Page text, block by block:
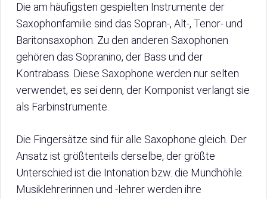
Die am häufigsten gespielten Instrumente der
Saxophonfamilie sind das Sopran-, Alt-, Tenor- und
Baritonsaxophon. Zu den anderen Saxophonen
gehören das Sopranino, der Bass und der
Kontrabass. Diese Saxophone werden nur selten
verwendet, es sei denn, der Komponist verlangt sie
als Farbinstrumente.
Die Fingersätze sind für alle Saxophone gleich. Der
Ansatz ist größtenteils derselbe, der größte
Unterschied ist die Intonation bzw. die Mundhöhle.
Musiklehrerinnen und -lehrer werden ihre